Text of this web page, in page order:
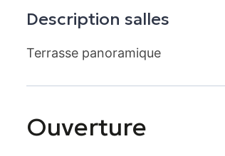
Description salles
Terrasse panoramique
Ouverture